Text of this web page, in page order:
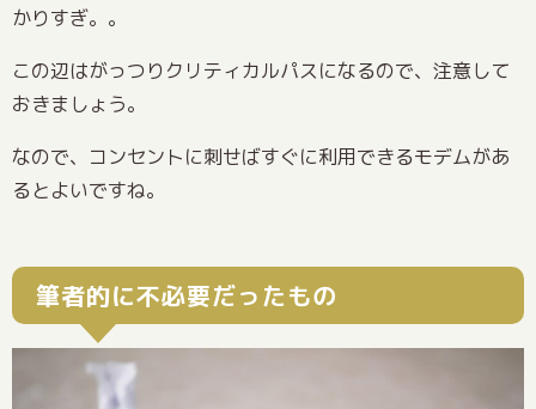
かりすぎ。。
この辺はがっつりクリティカルパスになるので、注意して
おきましょう。
なので、コンセントに刺せばすぐに利用できるモデムがあ
るとよいですね。
筆者的に不必要だったもの